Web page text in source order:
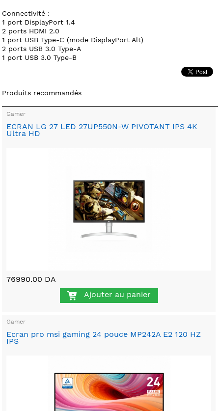
Connectivité :
1 port DisplayPort 1.4
2 ports HDMI 2.0
1 port USB Type-C (mode DisplayPort Alt)
2 ports USB 3.0 Type-A
1 port USB 3.0 Type-B
Produits recommandés
Gamer
ECRAN LG 27 LED 27UP550N-W PIVOTANT IPS 4K
Ultra HD
76990.00 DA
Ajouter au panier
Gamer
Ecran pro msi gaming 24 pouce MP242A E2 120 HZ
IPS